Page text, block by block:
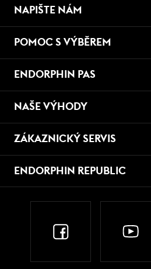
NAPIŠTE NÁM
POMOC S VÝBĚREM
ENDORPHIN PAS
NAŠE VÝHODY
ZÁKAZNICKÝ SERVIS
ENDORPHIN REPUBLIC